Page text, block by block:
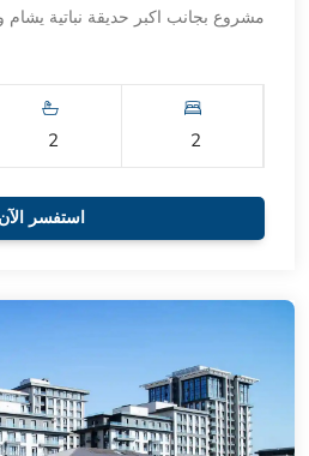
مشروع بجانب اكبر حديقة نباتية يشام
2
2
استفسر الآن